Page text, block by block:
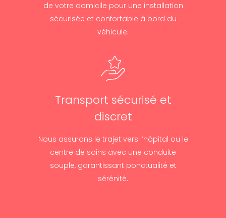
de votre domicile pour une installation
sécurisée et confortable à bord du
véhicule.
Transport sécurisé et
discret
Nous assurons le trajet vers l’hôpital ou le
centre de soins avec une conduite
souple, garantissant ponctualité et
sérénité.